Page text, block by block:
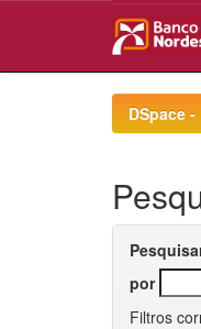
DSpace
por
Filtros